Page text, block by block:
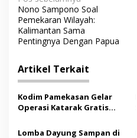
a
v
i
g
a
s
i
Nono Sampono Soal
Pemekaran Wilayah:
Kalimantan Sama
Pentingnya Dengan Papua
Artikel Terkait
Kodim Pamekasan Gelar
Operasi Katarak Gratis
Lomba Dayung Sampan di